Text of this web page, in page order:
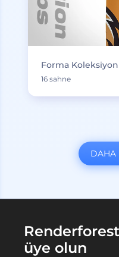
Forma
16 sahne
DAHA
üye olun